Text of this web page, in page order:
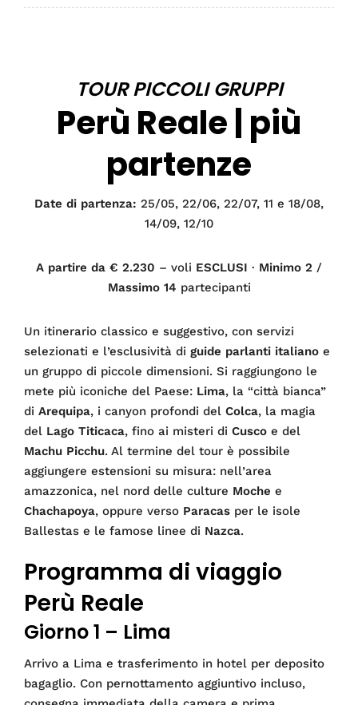
TOUR PICCOLI GRUPPI
Perù Reale | più
partenze
Date di partenza: 25/05, 22/06, 22/07, 11 e 18/08,
14/09, 12/10
A partire da € 2.230 – voli ESCLUSI · Minimo 2 /
Massimo 14 partecipanti
Un itinerario classico e suggestivo, con servizi
selezionati e l’esclusività di guide parlanti italiano e
un gruppo di piccole dimensioni. Si raggiungono le
mete più iconiche del Paese: Lima, la “città bianca”
di Arequipa, i canyon profondi del Colca, la magia
del Lago Titicaca, fino ai misteri di Cusco e del
Machu Picchu. Al termine del tour è possibile
aggiungere estensioni su misura: nell’area
amazzonica, nel nord delle culture Moche e
Chachapoya, oppure verso Paracas per le isole
Ballestas e le famose linee di Nazca.
Programma di viaggio
Perù Reale
Giorno 1 – Lima
Arrivo a Lima e trasferimento in hotel per deposito
bagaglio. Con pernottamento aggiuntivo incluso,